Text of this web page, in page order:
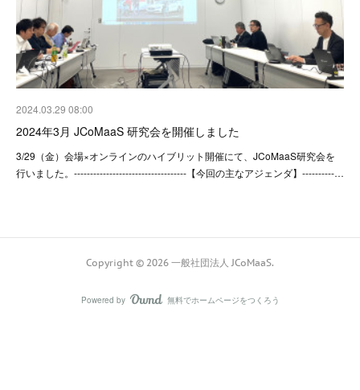
2024.03.29 08:00
2024年3月 JCoMaaS 研究会を開催しました
3/29（金）会場×オンラインのハイブリット開催にて、JCoMaaS研究会を
行いました。-----------------------------------【今回の主なアジェンダ】----------…
Copyright © 2026 一般社団法人 JCoMaaS.
Powered by AmebaOwnd
無料でホームページをつくろう